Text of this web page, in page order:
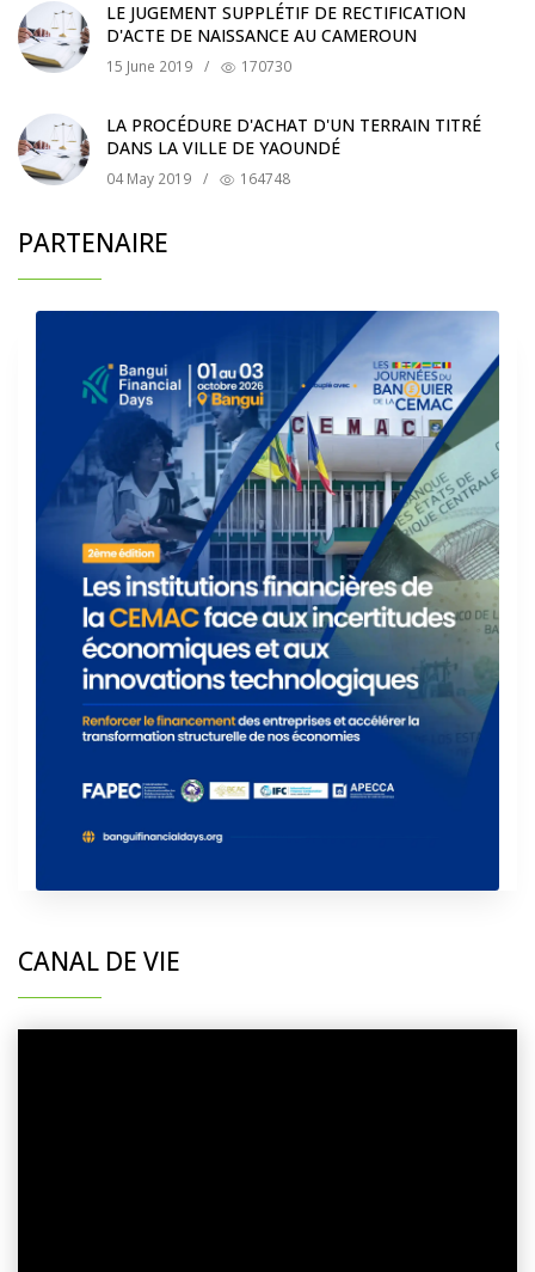
LE JUGEMENT SUPPLÉTIF DE RECTIFICATION
D'ACTE DE NAISSANCE AU CAMEROUN
15 June 2019 / 170730
LA PROCÉDURE D'ACHAT D'UN TERRAIN TITRÉ
DANS LA VILLE DE YAOUNDÉ
04 May 2019 / 164748
PARTENAIRE
CANAL DE VIE